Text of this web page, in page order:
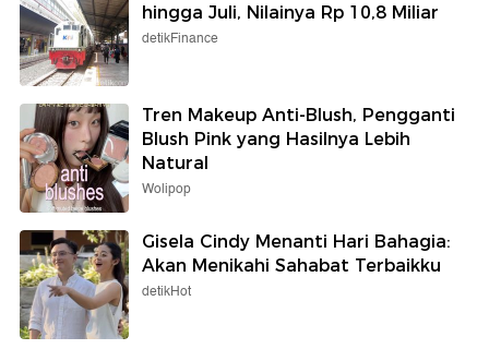
hingga Juli, Nilainya Rp 10,8 Miliar
detikFinance
Tren Makeup Anti-Blush, Pengganti
Blush Pink yang Hasilnya Lebih
Natural
Wolipop
Gisela Cindy Menanti Hari Bahagia:
Akan Menikahi Sahabat Terbaikku
detikHot